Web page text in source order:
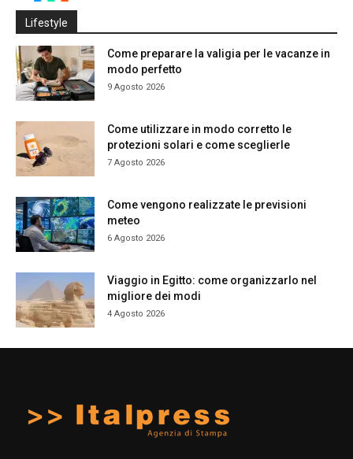
Lifestyle
Come preparare la valigia per le vacanze in
modo perfetto
9 Agosto 2026
Come utilizzare in modo corretto le
protezioni solari e come sceglierle
7 Agosto 2026
Come vengono realizzate le previsioni
meteo
6 Agosto 2026
Viaggio in Egitto: come organizzarlo nel
migliore dei modi
4 Agosto 2026